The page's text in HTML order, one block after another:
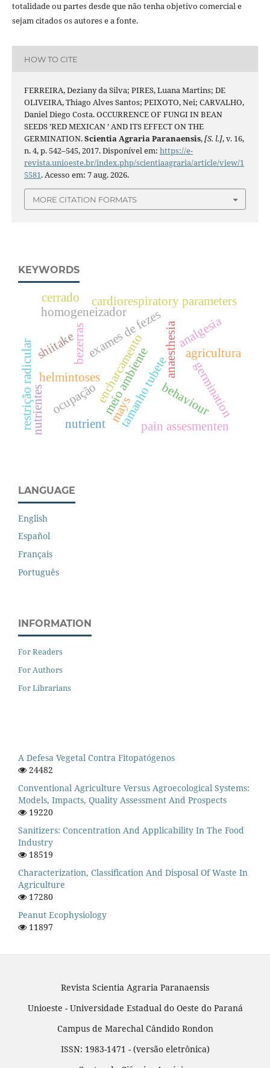
totalidade ou partes desde que não tenha objetivo comercial e
sejam citados os autores e a fonte.
HOW TO CITE
FERREIRA, Deziany da Silva; PIRES, Luana Martins; DE
OLIVEIRA, Thiago Alves Santos; PEIXOTO, Nei; CARVALHO,
Daniel Diego Costa. OCCURRENCE OF FUNGI IN BEAN
SEEDS ’RED MEXICAN ’ AND ITS EFFECT ON THE
GERMINATION.Scientia Agraria Paranaensis,[S. l.], v. 16,
n. 4, p. 542–545, 2017. Disponível em: https://e-
revista.unioeste.br/index.php/scientiaagraria/article/view/1
5581. Acesso em: 7 aug. 2026.
MORE CITATION FORMATS
KEYWORDS
bezerrasexames de fezes
helmintoses
restrição radicular encharcamento
tamanho tubete
anaesthesiaanalgesia
cardiorespiratory parameters
pain assesmenten
behaviour
homogeneizador
cerrado
ocupação
agricultura
meio ambiente germination
nutrientes nutrient
shiitake
mays
LANGUAGE
English
Español
Français
Português
INFORMATION
For Readers
For Authors
For Librarians
A Defesa Vegetal Contra Fitopatógenos
24482
Conventional Agriculture Versus Agroecological Systems:
Models, Impacts, Quality Assessment And Prospects
19220
Sanitizers: Concentration And Applicability In The Food
Industry
18519
Characterization, Classification And Disposal Of Waste In
Agriculture
17280
Peanut Ecophysiology
11897
Revista Scientia Agraria Paranaensis
Unioeste - Universidade Estadual do Oeste do Paraná
Campus de Marechal Cândido Rondon
ISSN: 1983-1471 - (versão eletrônica)